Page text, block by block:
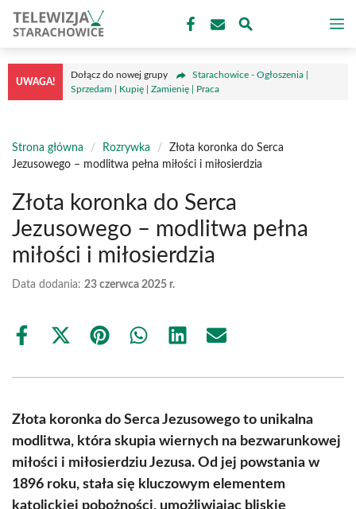
treści
UWAGA!
Dołącz do nowej grupy
Starachowice - Ogłoszenia |
Sprzedam | Kupię | Zamienię | Praca
Strona główna / Rozrywka /
Złota koronka do Serca
Jezusowego – modlitwa pełna miłości i miłosierdzia
Złota koronka do Serca
Jezusowego – modlitwa pełna
miłości i miłosierdzia
Data dodania: 23 czerwca 2025 r.
Share
Share
(Twitter)
Share Share Share Share
Złota koronka do Serca Jezusowego to unikalna
modlitwa, która skupia wiernych na bezwarunkowej
miłości i miłosierdziu Jezusa. Od jej powstania w
1896 roku, stała się kluczowym elementem
katolickiej pobożności, umożliwiając bliskie